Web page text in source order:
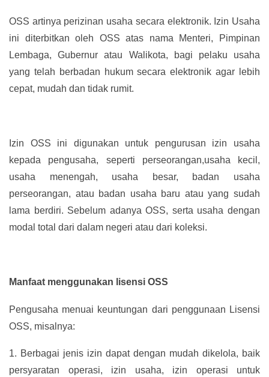
OSS artinya perizinan usaha secara elektronik. Izin Usaha
ini diterbitkan oleh OSS atas nama Menteri, Pimpinan
Lembaga, Gubernur atau Walikota, bagi pelaku usaha
yang telah berbadan hukum secara elektronik agar lebih
cepat, mudah dan tidak rumit.
Izin OSS ini digunakan untuk pengurusan izin usaha
kepada pengusaha, seperti perseorangan,usaha kecil,
usaha menengah, usaha besar, badan usaha
perseorangan, atau badan usaha baru atau yang sudah
lama berdiri. Sebelum adanya OSS, serta usaha dengan
modal total dari dalam negeri atau dari koleksi.
Manfaat menggunakan lisensi OSS
Pengusaha menuai keuntungan dari penggunaan Lisensi
OSS, misalnya:
1. Berbagai jenis izin dapat dengan mudah dikelola, baik
persyaratan operasi, izin usaha, izin operasi untuk